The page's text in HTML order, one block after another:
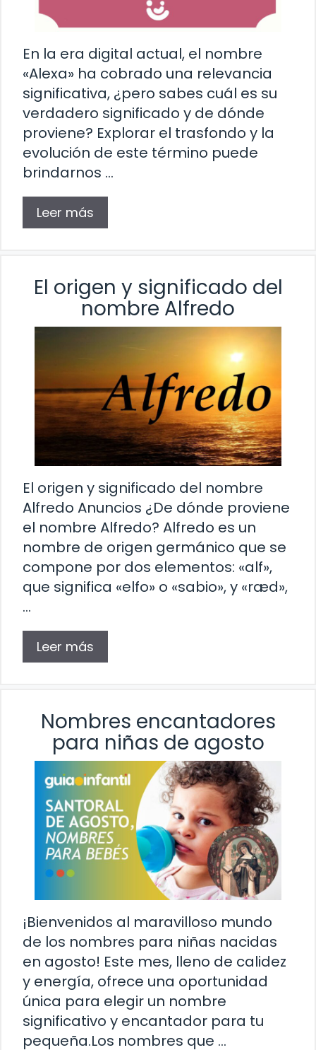
En la era digital actual, el nombre
«Alexa» ha cobrado una relevancia
significativa, ¿pero sabes cuál es su
verdadero significado y de dónde
proviene? Explorar el trasfondo y la
evolución de este término puede
brindarnos …
Leer más
El origen y significado del
nombre Alfredo
El origen y significado del nombre
Alfredo Anuncios ¿De dónde proviene
el nombre Alfredo? Alfredo es un
nombre de origen germánico que se
compone por dos elementos: «alf»,
que significa «elfo» o «sabio», y «ræd»,
…
Leer más
Nombres encantadores
para niñas de agosto
¡Bienvenidos al maravilloso mundo
de los nombres para niñas nacidas
en agosto! Este mes, lleno de calidez
y energía, ofrece una oportunidad
única para elegir un nombre
significativo y encantador para tu
pequeña.Los nombres que …